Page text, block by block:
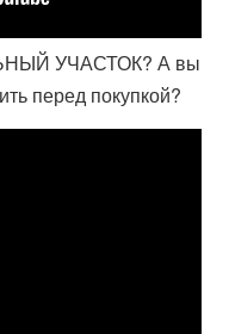
УЧАСТОК? А вы
перед покупкой?